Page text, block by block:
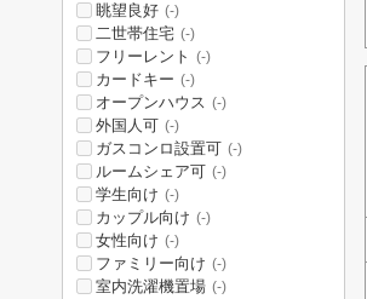
眺望良好 (-)
二世帯住宅 (-)
フリーレント (-)
カードキー (-)
オープンハウス (-)
外国人可 (-)
ガスコンロ設置可 (-)
ルームシェア可 (-)
学生向け (-)
カップル向け (-)
女性向け (-)
ファミリー向け (-)
室内洗濯機置場 (-)